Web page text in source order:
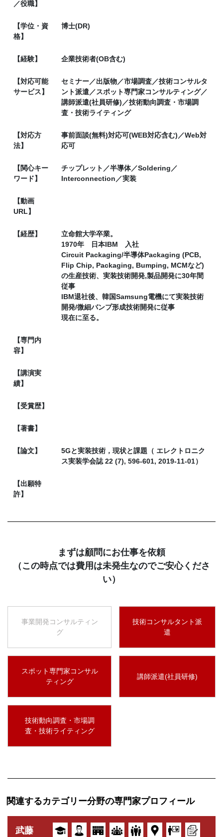
／役職】
【学位・資
格】
博士(DR)
【経験】 企業技術者(OB含む)
【対応可能
サービス】
セミナー／出版物／市場調査／技術コンサルタ
ント派遣／スポット専門家コンサルティング／
講師派遣(社員研修)／技術動向調査・市場調
査・技術ライティング
【対応方
法】
事前面談(無料)対応可(WEB対応含む)／Web対
応可
【関心キー
ワード】
チップレット／半導体／Soldering／
Interconnection／実装
【動画
URL】
【経歴】
立命館大学卒業。
1970年 日本IBM 入社
Circuit Packaging/半導体Packaging (PCB,
Flip Chip, Packaging, Bumping, MCMなど)
の生産技術、実装技術開発,製品開発に30年間
従事
IBM退社後、韓国Samsung電機にて実装技術
開発/微細バンプ形成技術開発に従事
現在に至る。
【専門内
容】
【講演実
績】
【受賞歴】
【著書】
【論文】
5Gと実装技術，現状と課題（ エレクトロニク
ス実装学会誌 22 (7), 596-601, 2019-11-01）
【出願特
許】
まずは顧問にお仕事を依頼
（この時点では費用は未発生なのでご安心くださ
い）
事業開発コンサルティン
グ
技術コンサルタント派
遣
スポット専門家コンサル
ティング
講師派遣(社員研修)
技術動向調査・市場調
査・技術ライティング
関連するカテゴリー分野の専門家プロフィール
武藤